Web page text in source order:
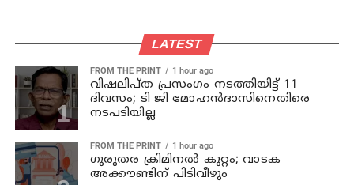
LATEST
FROM THE PRINT 1 hour ago
വിഷലിപ്ത പ്രസംഗം നടത്തിയിട്ട് 11
ദിവസം; ടി ജി മോഹൻദാസിനെതിരെ
നടപടിയില്ല
FROM THE PRINT 1 hour ago
ഗുരുതര ക്രിമിനൽ കുറ്റം; വാടക
അക്കൗണ്ടിന് പിടിവീഴും